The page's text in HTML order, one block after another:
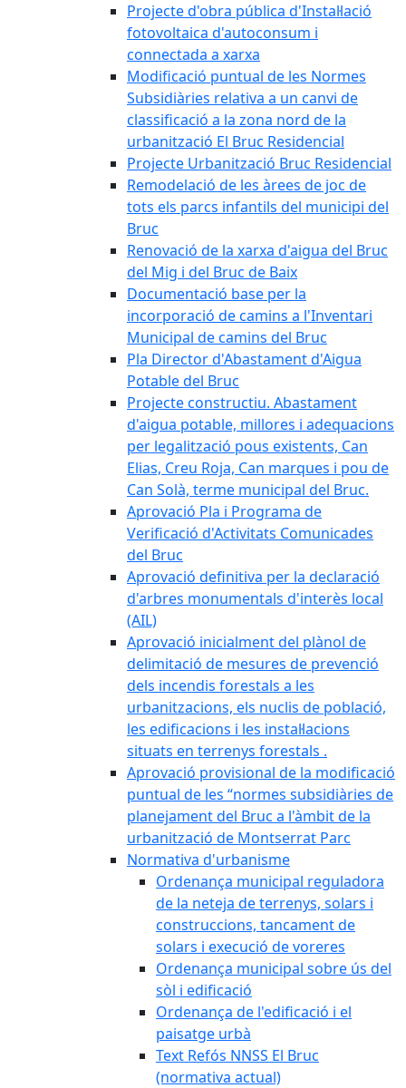
Projecte d'obra pública d'Instal·lació
fotovoltaica d'autoconsum i
connectada a xarxa
Modificació puntual de les Normes
Subsidiàries relativa a un canvi de
classificació a la zona nord de la
urbanització El Bruc Residencial
Projecte Urbanització Bruc Residencial
Remodelació de les àrees de joc de
tots els parcs infantils del municipi del
Bruc
Renovació de la xarxa d'aigua del Bruc
del Mig i del Bruc de Baix
Documentació base per la
incorporació de camins a l'Inventari
Municipal de camins del Bruc
Pla Director d'Abastament d'Aigua
Potable del Bruc
Projecte constructiu. Abastament
d'aigua potable, millores i adequacions
per legalització pous existents, Can
Elias, Creu Roja, Can marques i pou de
Can Solà, terme municipal del Bruc.
Aprovació Pla i Programa de
Verificació d'Activitats Comunicades
del Bruc
Aprovació definitiva per la declaració
d'arbres monumentals d'interès local
(AIL)
Aprovació inicialment del plànol de
delimitació de mesures de prevenció
dels incendis forestals a les
urbanitzacions, els nuclis de població,
les edificacions i les instal·lacions
situats en terrenys forestals .
Aprovació provisional de la modificació
puntual de les “normes subsidiàries de
planejament del Bruc a l'àmbit de la
urbanització de Montserrat Parc
Normativa d'urbanisme
Ordenança municipal reguladora
de la neteja de terrenys, solars i
construccions, tancament de
solars i execució de voreres
Ordenança municipal sobre ús del
sòl i edificació
Ordenança de l'edificació i el
paisatge urbà
Text Refós NNSS El Bruc
(normativa actual)